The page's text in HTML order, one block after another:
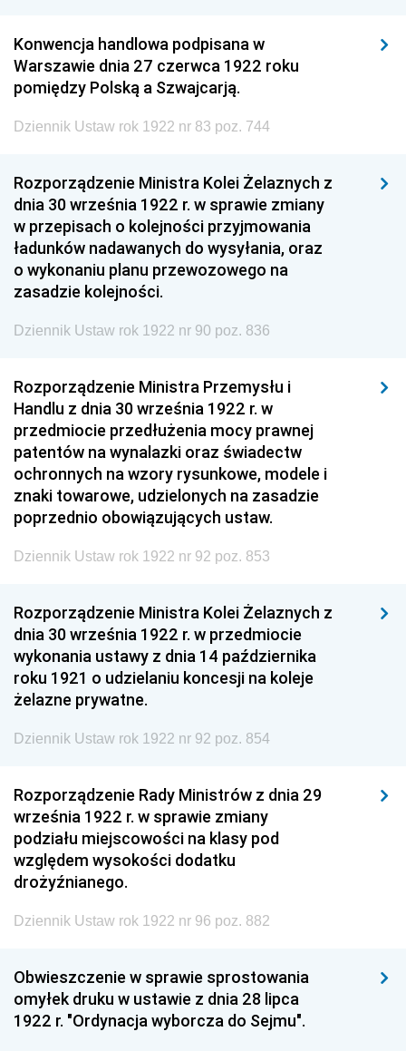
Konwencja handlowa podpisana w
Warszawie dnia 27 czerwca 1922 roku
pomiędzy Polską a Szwajcarją.
Dziennik Ustaw rok 1922 nr 83 poz. 744
Rozporządzenie Ministra Kolei Żelaznych z
dnia 30 września 1922 r. w sprawie zmiany
w przepisach o kolejności przyjmowania
ładunków nadawanych do wysyłania, oraz
o wykonaniu planu przewozowego na
zasadzie kolejności.
Dziennik Ustaw rok 1922 nr 90 poz. 836
Rozporządzenie Ministra Przemysłu i
Handlu z dnia 30 września 1922 r. w
przedmiocie przedłużenia mocy prawnej
patentów na wynalazki oraz świadectw
ochronnych na wzory rysunkowe, modele i
znaki towarowe, udzielonych na zasadzie
poprzednio obowiązujących ustaw.
Dziennik Ustaw rok 1922 nr 92 poz. 853
Rozporządzenie Ministra Kolei Żelaznych z
dnia 30 września 1922 r. w przedmiocie
wykonania ustawy z dnia 14 października
roku 1921 o udzielaniu koncesji na koleje
żelazne prywatne.
Dziennik Ustaw rok 1922 nr 92 poz. 854
Rozporządzenie Rady Ministrów z dnia 29
września 1922 r. w sprawie zmiany
podziału miejscowości na klasy pod
względem wysokości dodatku
drożyźnianego.
Dziennik Ustaw rok 1922 nr 96 poz. 882
Obwieszczenie w sprawie sprostowania
omyłek druku w ustawie z dnia 28 lipca
1922 r. "Ordynacja wyborcza do Sejmu".